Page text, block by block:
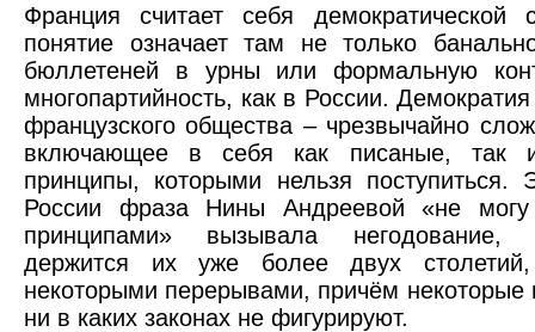
Франция считает себя демократической
понятие означает там не только
бюллетеней в урны или формальную
многопартийность, как в России.
французского общества – чрезвычайно
включающее в себя как писаные, так
принципы, которыми нельзя поступиться.
России фраза Нины Андреевой «не могу
принципами» вызывала
держится их уже более двух
некоторыми перерывами, причём некоторые
ни в каких законах не фигурируют.